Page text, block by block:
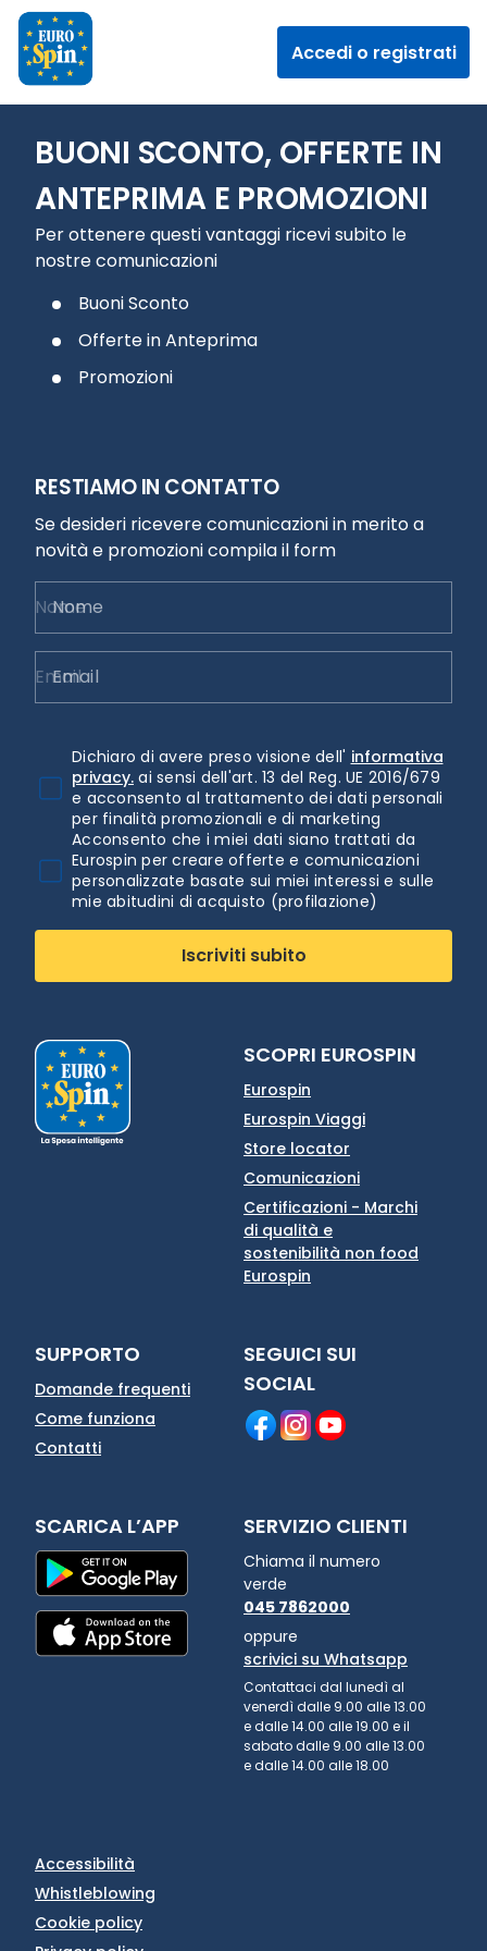
Accedi o registrati
BUONI SCONTO, OFFERTE IN
ANTEPRIMA E PROMOZIONI
Per ottenere questi vantaggi ricevi subito le
nostre comunicazioni
Buoni Sconto
Offerte in Anteprima
Promozioni
RESTIAMO IN CONTATTO
Se desideri ricevere comunicazioni in merito a
novità e promozioni compila il form
Nome
Email
Dichiaro di avere preso visione dell' informativa
privacy. ai sensi dell'art. 13 del Reg. UE 2016/679
e acconsento al trattamento dei dati personali
per finalità promozionali e di marketing
Acconsento che i miei dati siano trattati da
Eurospin per creare offerte e comunicazioni
personalizzate basate sui miei interessi e sulle
mie abitudini di acquisto (profilazione)
Iscriviti subito
SCOPRI EUROSPIN
Eurospin
Eurospin Viaggi
Store locator
Comunicazioni
Certificazioni - Marchi
di qualità e
sostenibilità non food
Eurospin
SUPPORTO
Domande frequenti
Come funziona
Contatti
SEGUICI SUI
SOCIAL
SCARICA L’APP SERVIZIO CLIENTI
Chiama il numero
verde
045 7862000
oppure
scrivici su Whatsapp
Contattaci dal lunedì al
venerdì dalle 9.00 alle 13.00
e dalle 14.00 alle 19.00 e il
sabato dalle 9.00 alle 13.00
e dalle 14.00 alle 18.00
Accessibilità
Whistleblowing
Cookie policy